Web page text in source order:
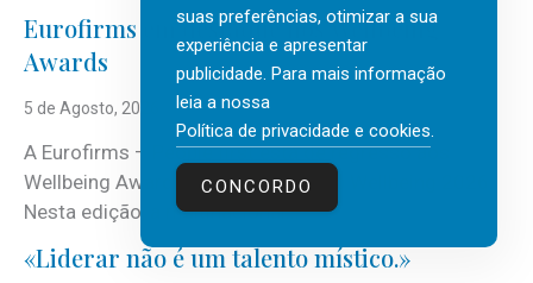
Eurofirms em destaque nos Wellbeing
Awards
5 de Agosto, 2026
A Eurofirms – People first está de regresso aos
Wellbeing Awards, integrando o Top Wellbeing 2026.
Nesta edição, a multinacional...
«Liderar não é um talento místico.»
suas preferências, otimizar a sua
experiência e apresentar
publicidade. Para mais informação
leia a nossa
Política de privacidade e cookies.
CONCORDO